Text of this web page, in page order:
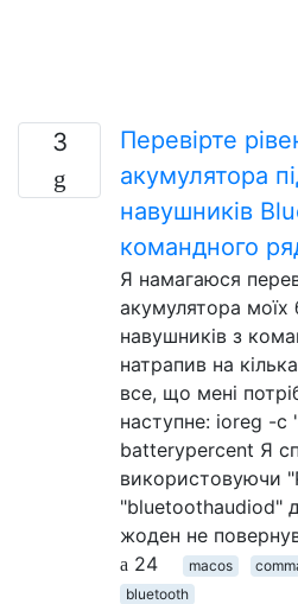
3
Перевірте
акумулятора
навушників
командного
Я намагаюся
акумулятора моїх
навушників з
натрапив на
все, що мені
наступне: ioreg -
batterypercent Я
використовуючи
"bluetoothaudiod"
жоден не
24
macos
bluetooth